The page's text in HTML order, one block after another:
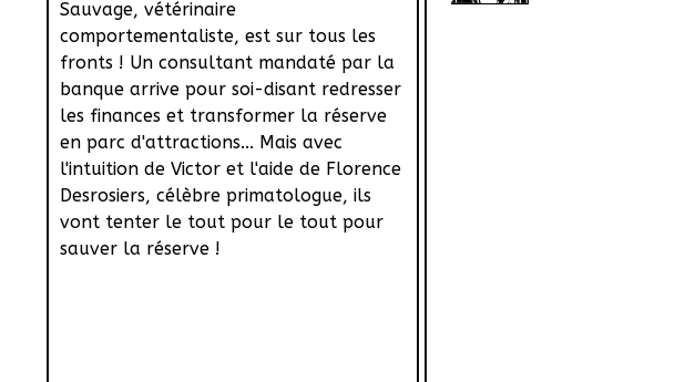
Sauvage, vétérinaire
comportementaliste, est sur tous les
fronts ! Un consultant mandaté par la
banque arrive pour soi-disant redresser
les finances et transformer la réserve
en parc d'attractions... Mais avec
l'intuition de Victor et l'aide de Florence
Desrosiers, célèbre primatologue, ils
vont tenter le tout pour le tout pour
sauver la réserve !